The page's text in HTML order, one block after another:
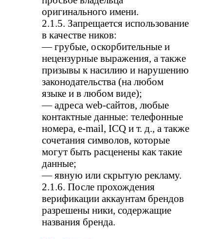
оригинального имени.
2.1.5. Запрещается использование
в качестве ников:
— грубые, оскорбительные и
нецензурные выражения, а также
призывы к насилию и нарушению
законодательства (на любом
языке и в любом виде);
— адреса web-сайтов, любые
контактные данные: телефонные
номера, e-mail, ICQ и т. д., а также
сочетания символов, которые
могут быть расценены как такие
данные;
— явную или скрытую рекламу.
2.1.6. После прохождения
верификации аккаунтам брендов
разрешены ники, содержащие
названия бренда.